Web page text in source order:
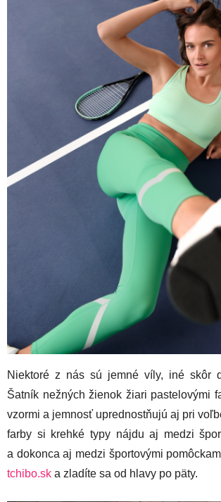
Niektoré z nás sú jemné víly, iné skôr
Šatník nežných žienok žiari pastelovými
vzormi a jemnosť uprednostňujú aj pri
farby si krehké typy nájdu aj medzi
a dokonca aj medzi športovými
tchibo.sk a zladíte sa od hlavy po päty.